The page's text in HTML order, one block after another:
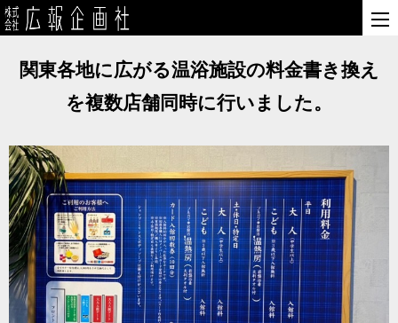
関東各地に広がる温浴施設の料金書き換え
を複数店舗同時に行いました。